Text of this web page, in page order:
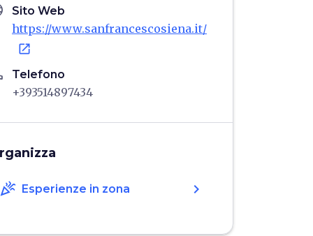
Sito Web
https://www.sanfrancescosiena.it/
open_in_new
Telefono
+393514897434
celebration Esperienze in zona chevron_right